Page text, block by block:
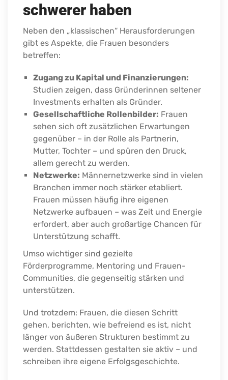
schwerer haben
Neben den „klassischen“ Herausforderungen
gibt es Aspekte, die Frauen besonders
betreffen:
Zugang zu Kapital und Finanzierungen:
Studien zeigen, dass Gründerinnen seltener
Investments erhalten als Gründer.
Gesellschaftliche Rollenbilder: Frauen
sehen sich oft zusätzlichen Erwartungen
gegenüber – in der Rolle als Partnerin,
Mutter, Tochter – und spüren den Druck,
allem gerecht zu werden.
Netzwerke: Männernetzwerke sind in vielen
Branchen immer noch stärker etabliert.
Frauen müssen häufig ihre eigenen
Netzwerke aufbauen – was Zeit und Energie
erfordert, aber auch großartige Chancen für
Unterstützung schafft.
Umso wichtiger sind gezielte
Förderprogramme, Mentoring und Frauen-
Communities, die gegenseitig stärken und
unterstützen.
Und trotzdem: Frauen, die diesen Schritt
gehen, berichten, wie befreiend es ist, nicht
länger von äußeren Strukturen bestimmt zu
werden. Stattdessen gestalten sie aktiv – und
schreiben ihre eigene Erfolgsgeschichte.